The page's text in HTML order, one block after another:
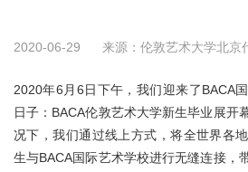
新闻活动
伦艺研学
2020-06-29 来源：伦敦艺术大学北京
2020年6月6日下午，我们迎来了BACA
日子：BACA伦敦艺术大学新生毕业展开
况下，我们通过线上方式，将全世界各
生与BACA国际艺术学校进行无缝连接，